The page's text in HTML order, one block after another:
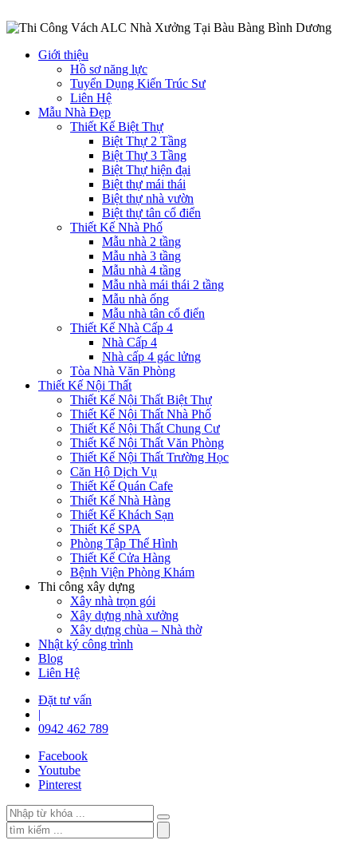
Giới thiệu
Hồ sơ năng lực
Tuyển Dụng Kiến Trúc Sư
Liên Hệ
Mẫu Nhà Đẹp
Thiết Kế Biệt Thự
Biệt Thự 2 Tầng
Biệt Thự 3 Tầng
Biệt Thự hiện đại
Biệt thự mái thái
Biệt thự nhà vườn
Biệt thự tân cổ điển
Thiết Kế Nhà Phố
Mẫu nhà 2 tầng
Mẫu nhà 3 tầng
Mẫu nhà 4 tầng
Mẫu nhà mái thái 2 tầng
Mẫu nhà ống
Mẫu nhà tân cổ điển
Thiết Kế Nhà Cấp 4
Nhà Cấp 4
Nhà cấp 4 gác lửng
Tòa Nhà Văn Phòng
Thiết Kế Nội Thất
Thiết Kế Nội Thất Biệt Thự
Thiết Kế Nội Thất Nhà Phố
Thiết Kế Nội Thất Chung Cư
Thiết Kế Nội Thất Văn Phòng
Thiết Kế Nội Thất Trường Học
Căn Hộ Dịch Vụ
Thiết Kế Quán Cafe
Thiết Kế Nhà Hàng
Thiết Kế Khách Sạn
Thiết Kế SPA
Phòng Tập Thể Hình
Thiết Kế Cửa Hàng
Bệnh Viện Phòng Khám
Thi công xây dựng
Xây nhà trọn gói
Xây dựng nhà xưởng
Xây dựng chùa – Nhà thờ
Nhật ký công trình
Blog
Liên Hệ
Đặt tư vấn
|
0942 462 789
Facebook
Youtube
Pinterest